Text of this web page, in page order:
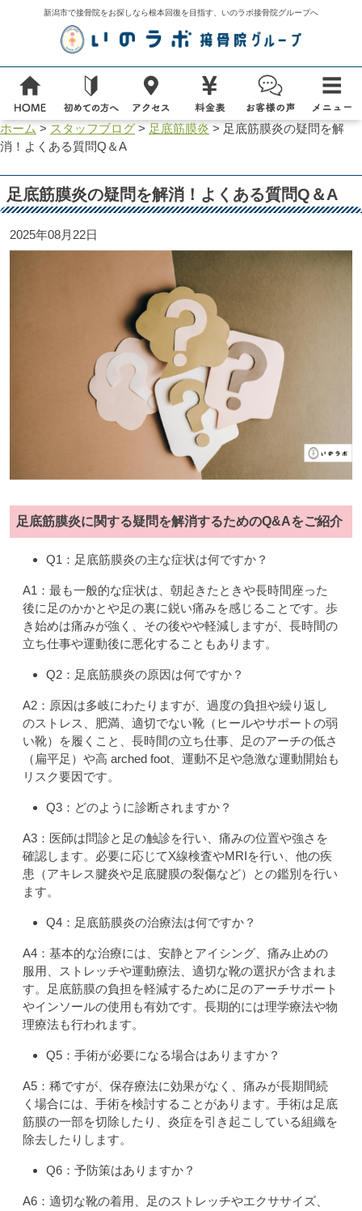
新潟市で接骨院をお探しなら根本回復を目指す、いのラボ接骨院グループへ
ホーム > スタッフブログ> 足底筋膜炎 > 足底筋膜炎の疑問を解
消！よくある質問Q＆A
足底筋膜炎の疑問を解消！よくある質問Q＆A
2025年08月22日
足底筋膜炎に関する疑問を解消するためのQ&Aをご紹介
Q1：足底筋膜炎の主な症状は何ですか？
A1：最も一般的な症状は、朝起きたときや長時間座った
後に足のかかとや足の裏に鋭い痛みを感じることです。歩
き始めは痛みが強く、その後やや軽減しますが、長時間の
立ち仕事や運動後に悪化することもあります。
Q2：足底筋膜炎の原因は何ですか？
A2：原因は多岐にわたりますが、過度の負担や繰り返し
のストレス、肥満、適切でない靴（ヒールやサポートの弱
い靴）を履くこと、長時間の立ち仕事、足のアーチの低さ
（扁平足）や高 arched foot、運動不足や急激な運動開始も
リスク要因です。
Q3：どのように診断されますか？
A3：医師は問診と足の触診を行い、痛みの位置や強さを
確認します。必要に応じてX線検査やMRIを行い、他の疾
患（アキレス腱炎や足底腱膜の裂傷など）との鑑別を行い
ます。
Q4：足底筋膜炎の治療法は何ですか？
A4：基本的な治療には、安静とアイシング、痛み止めの
服用、ストレッチや運動療法、適切な靴の選択が含まれま
す。足底筋膜の負担を軽減するために足のアーチサポート
やインソールの使用も有効です。長期的には理学療法や物
理療法も行われます。
Q5：手術が必要になる場合はありますか？
A5：稀ですが、保存療法に効果がなく、痛みが長期間続
く場合には、手術を検討することがあります。手術は足底
筋膜の一部を切除したり、炎症を引き起こしている組織を
除去したりします。
Q6：予防策はありますか？
A6：適切な靴の着用、足のストレッチやエクササイズ、